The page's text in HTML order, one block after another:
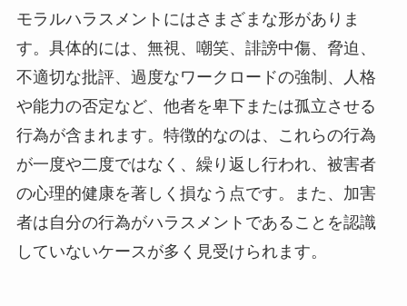
モラルハラスメントにはさまざまな形がありま
す。具体的には、無視、嘲笑、誹謗中傷、脅迫、
不適切な批評、過度なワークロードの強制、人格
や能力の否定など、他者を卑下または孤立させる
行為が含まれます。特徴的なのは、これらの行為
が一度や二度ではなく、繰り返し行われ、被害者
の心理的健康を著しく損なう点です。また、加害
者は自分の行為がハラスメントであることを認識
していないケースが多く見受けられます。